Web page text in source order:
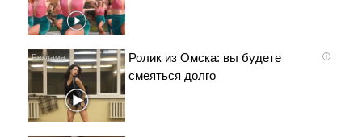
i
Ролик из Омска: вы будете
смеяться долго